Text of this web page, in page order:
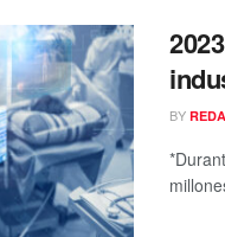
BY